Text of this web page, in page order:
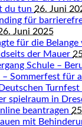
du tun 26. Juni
für
Juni 2025
für die
der Mauer
Schule –
– Sommerfest für
Turnfest
spielraum in
beantragen
mit